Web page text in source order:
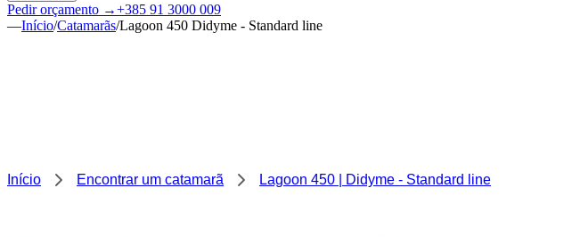
Pedir orçamento →+385 91 3000 009
—Início/Catamarãs/Lagoon 450 Didyme - Standard line
Início Encontrar um catamarã Lagoon 450 | Didyme - Standard line